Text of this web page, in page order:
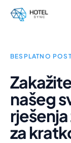
Prijeđi na glavni
Rezervacijski sustav
Channel Manager
Multi-Property
Aplikacija za
Hoteli
Hosteli
Apart-hoteli
Apartmani
BESPLATNO
našeg
za